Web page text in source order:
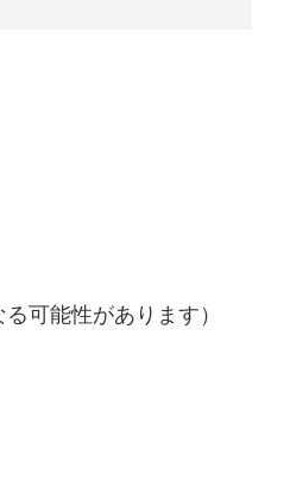
可能性があります）